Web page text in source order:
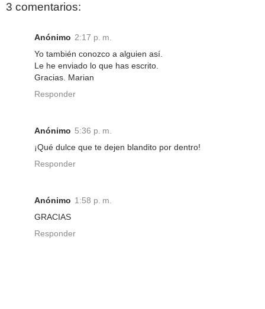
3 comentarios:
Anónimo 2:17 p. m.
Yo también conozco a alguien así.
Le he enviado lo que has escrito.
Gracias. Marian
Responder
Anónimo 5:36 p. m.
¡Qué dulce que te dejen blandito por dentro!
Responder
Anónimo 1:58 p. m.
GRACIAS
Responder